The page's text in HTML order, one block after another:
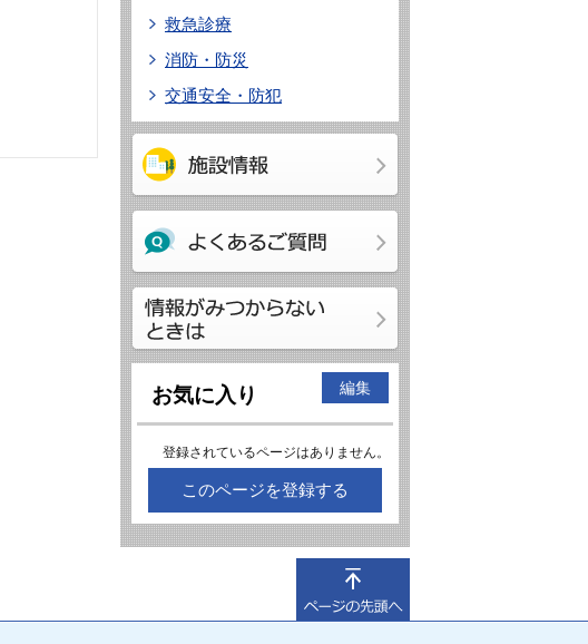
救急診療
消防・防災
交通安全・防犯
お気に入り 編集
登録されているページはありません。
このページを登録する